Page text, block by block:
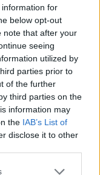
for
below opt-out
note that after your
seeing
utilized by
parties prior to
of the further
third parties on the
information may
the IAB’s List of
disclose it to other
τα
κάνει τον
πρακτική
είναι, γιατί
και πότε